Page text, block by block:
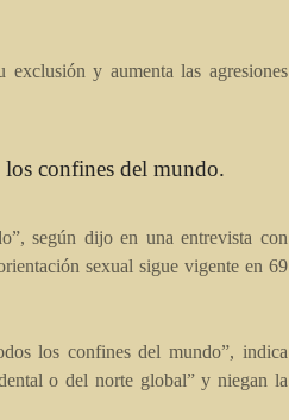
y aumenta las agresiones
confines del mundo.
según dijo en una entrevista con
sexual sigue vigente en 69
los confines del mundo”, indica
o del norte global” y niegan la